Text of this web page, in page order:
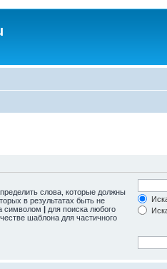
слова, которые должны
в результатах быть не
символом | для поиска любого
шаблона для частичного